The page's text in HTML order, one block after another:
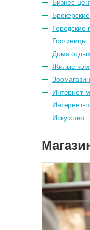
Бизнес-
Городские
Дома
Жилые
Интернет-
Интернет-
Искусство